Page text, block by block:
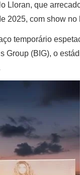
Lloran, que
2025, com show no
temporário
(BIG), o